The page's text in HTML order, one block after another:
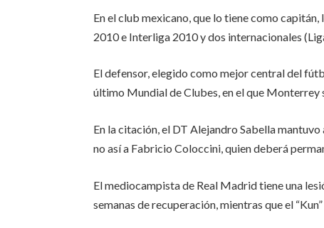
En el club mexicano, que lo tiene como
2010 e Interliga 2010 y dos internacionales
El defensor, elegido como mejor central del
último Mundial de Clubes, en el que
En la citación, el DT Alejandro Sabella
no así a Fabricio Coloccini, quien deberá
El mediocampista de Real Madrid tiene una
semanas de recuperación, mientras que el